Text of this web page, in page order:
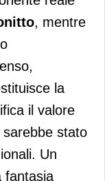
, mentre
la
il valore
stato
Un
fantasia